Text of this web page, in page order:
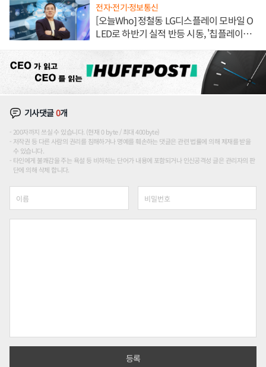
전자·전기·정보통신
[오늘Who] 정철동 LG디스플레이 모바일 O
LED로 하반기 실적 반등 시동, '칩플레이
기사댓글0개
200자까지 쓰실 수 있습니다. (현재 0 byte / 최대 400byte)
저작권 등 다른 사람의 권리를 침해하거나 명예를 훼손하는 댓글은 관련 법률에 의해 제재를 받을
수 있습니다.
타인에게 불쾌감을 주는 욕설 등 비하하는 단어가 내용에 포함되거나 인신공격성 글은 관리자의 판
단에 의해 삭제 합니다.